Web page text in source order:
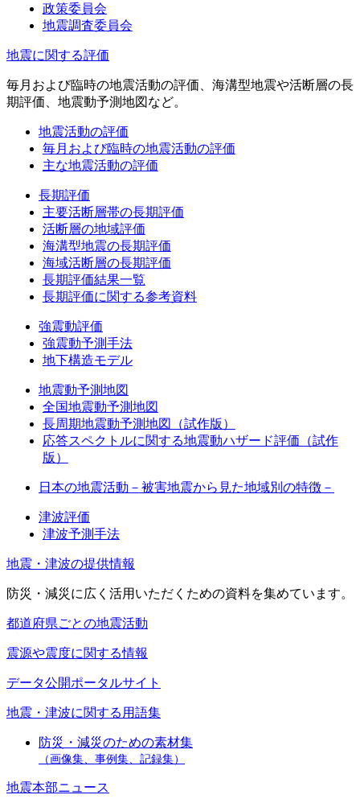
政策委員会
地震調査委員会
地震に関する評価
毎月および臨時の地震活動の評価、海溝型地震や活断層の長
期評価、地震動予測地図など。
地震活動の評価
毎月および臨時の地震活動の評価
主な地震活動の評価
長期評価
主要活断層帯の長期評価
活断層の地域評価
海溝型地震の長期評価
海域活断層の長期評価
長期評価結果一覧
長期評価に関する参考資料
強震動評価
強震動予測手法
地下構造モデル
地震動予測地図
全国地震動予測地図
長周期地震動予測地図（試作版）
応答スペクトルに関する地震動ハザード評価（試作
版）
日本の地震活動－被害地震から見た地域別の特徴－
津波評価
津波予測手法
地震・津波の提供情報
防災・減災に広く活用いただくための資料を集めています。
都道府県ごとの地震活動
震源や震度に関する情報
データ公開ポータルサイト
地震・津波に関する用語集
防災・減災のための素材集
（画像集、事例集、記録集）
地震本部ニュース